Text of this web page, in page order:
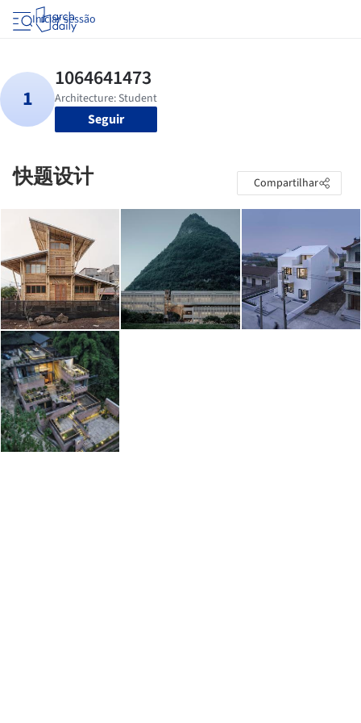
Iniciar sessão
Seguir
快题设计 Compartilhar